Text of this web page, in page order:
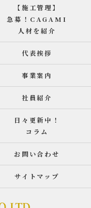
【施工管理】
急募！CAGAMI
人材を紹介
代表挨拶
事業案内
社員紹介
日々更新中！
コラム
お問い合わせ
サイトマップ